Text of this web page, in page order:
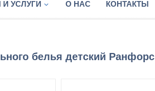
УСЛУГИ О НАС КОНТАКТЫ
белья детский Ранфорс